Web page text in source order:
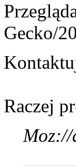
Gecko/
Raczej
Moz://